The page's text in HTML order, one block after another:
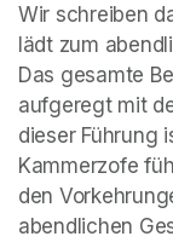
Wir schreiben
lädt zum
Das gesamte
aufgeregt mit
dieser Führung
Kammerzofe
den
abendlichen